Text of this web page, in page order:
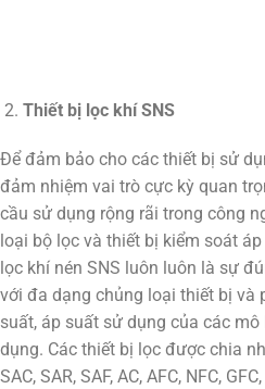
Thiết bị lọc khí SNS
Để đảm bảo cho các thiết bị sử
đảm nhiệm vai trò cực kỳ quan
cầu sử dụng rộng rãi trong công
loại bộ lọc và thiết bị kiểm soát
lọc khí nén SNS luôn luôn là sự
với đa dạng chủng loại thiết bị và
suất, áp suất sử dụng của các
dụng. Các thiết bị lọc được chia
SAC, SAR, SAF, AC, AFC, NFC,